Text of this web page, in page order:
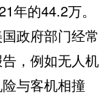
年的44.2万。
政府部门经常
，例如无人机
与客机相撞